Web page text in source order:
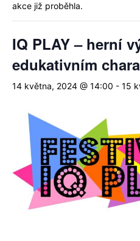
akce již proběhla.
IQ PLAY – herní
edukativním
14 května, 2024 @ 14:00 - 15